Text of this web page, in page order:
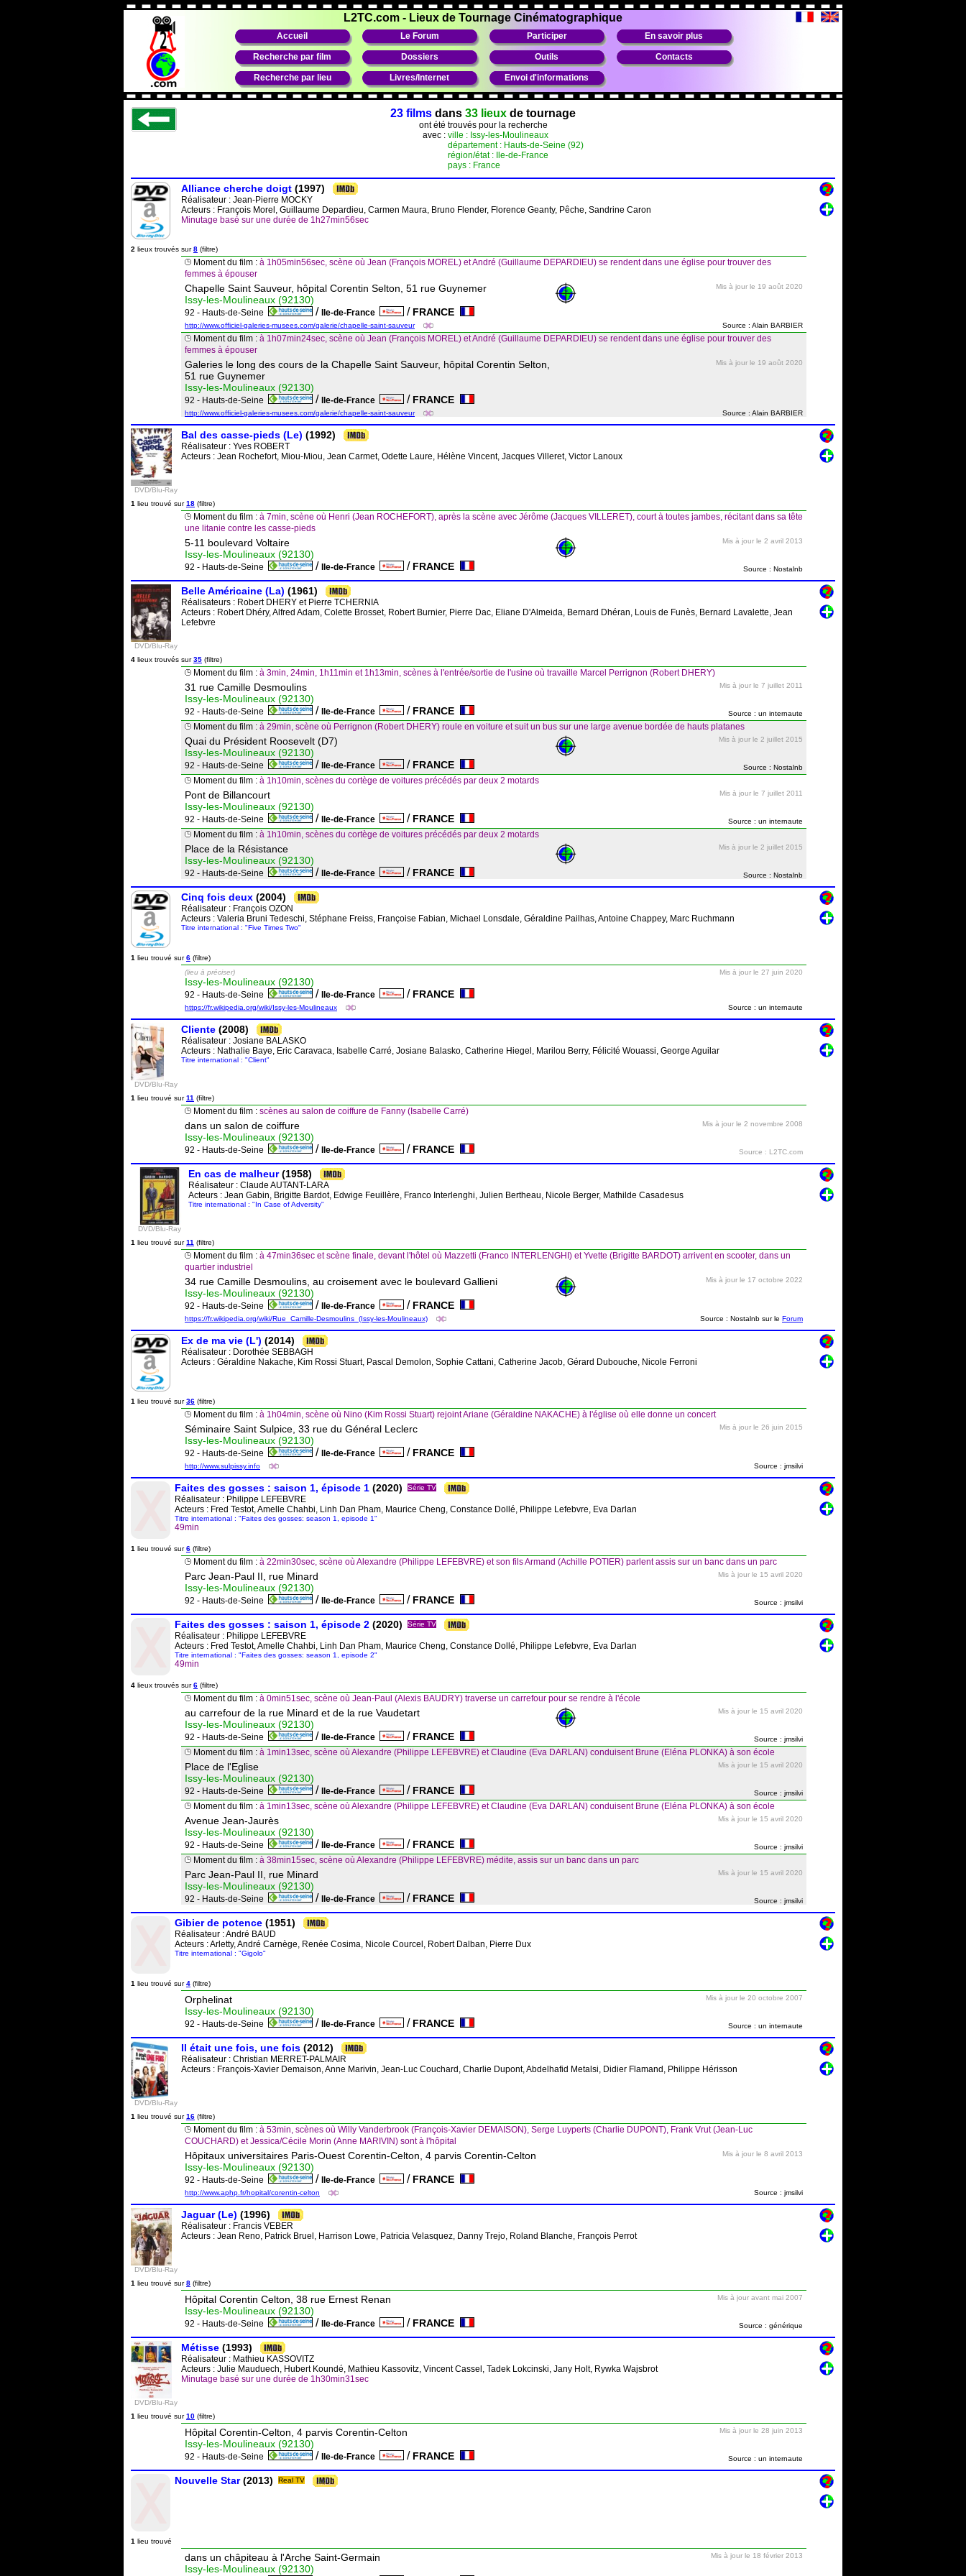
L2TC.com - Lieux de Tournage Cinématographique
Accueil Le Forum Participer En savoir plus
Recherche par film Dossiers Outils Contacts
Recherche par lieu Livres/Internet Envoi d'informations
23 films dans 33 lieux de tournage
ont été trouvés pour la recherche
avec : ville : Issy-les-Moulineaux
département : Hauts-de-Seine (92)
région/état : Ile-de-France
pays : France
Alliance cherche doigt (1997)
Réalisateur : Jean-Pierre MOCKY
Acteurs : François Morel, Guillaume Depardieu, Carmen Maura, Bruno Flender, Florence Geanty, Pêche, Sandrine Caron
Minutage basé sur une durée de 1h27min56sec
2 lieux trouvés sur8 (filtre)
Moment du film : à 1h05min56sec, scène où Jean (François MOREL) et André (Guillaume DEPARDIEU) se rendent dans une église pour trouver des
femmes à épouser
Chapelle Saint Sauveur, hôpital Corentin Selton, 51 rue Guynemer
Issy-les-Moulineaux (92130)
92 - Hauts-de-Seine / Ile-de-France / FRANCE
http://www.officiel-galeries-musees.com/galerie/chapelle-saint-sauveur
Mis à jour le 19 août 2020
Source : Alain BARBIER
Moment du film : à 1h07min24sec, scène où Jean (François MOREL) et André (Guillaume DEPARDIEU) se rendent dans une église pour trouver des
femmes à épouser
Galeries le long des cours de la Chapelle Saint Sauveur, hôpital Corentin Selton,
51 rue Guynemer
Issy-les-Moulineaux (92130)
92 - Hauts-de-Seine / Ile-de-France / FRANCE
http://www.officiel-galeries-musees.com/galerie/chapelle-saint-sauveur
Mis à jour le 19 août 2020
Source : Alain BARBIER
DVD/Blu-Ray
Bal des casse-pieds (Le) (1992)
Réalisateur : Yves ROBERT
Acteurs : Jean Rochefort, Miou-Miou, Jean Carmet, Odette Laure, Hélène Vincent, Jacques Villeret, Victor Lanoux
1 lieu trouvé sur18 (filtre)
Moment du film : à 7min, scène où Henri (Jean ROCHEFORT), après la scène avec Jérôme (Jacques VILLERET), court à toutes jambes, récitant dans sa tête
une litanie contre les casse-pieds
5-11 boulevard Voltaire
Issy-les-Moulineaux (92130)
92 - Hauts-de-Seine / Ile-de-France / FRANCE
Mis à jour le 2 avril 2013
Source : Nostalnb
DVD/Blu-Ray
Belle Américaine (La) (1961)
Réalisateurs : Robert DHERY et Pierre TCHERNIA
Acteurs : Robert Dhéry, Alfred Adam, Colette Brosset, Robert Burnier, Pierre Dac, Eliane D'Almeida, Bernard Dhéran, Louis de Funès, Bernard Lavalette, Jean
Lefebvre
4 lieux trouvés sur35 (filtre)
Moment du film : à 3min, 24min, 1h11min et 1h13min, scènes à l'entrée/sortie de l'usine où travaille Marcel Perrignon (Robert DHERY)
31 rue Camille Desmoulins
Issy-les-Moulineaux (92130)
92 - Hauts-de-Seine / Ile-de-France / FRANCE
Mis à jour le 7 juillet 2011
Source : un internaute
Moment du film : à 29min, scène où Perrignon (Robert DHERY) roule en voiture et suit un bus sur une large avenue bordée de hauts platanes
Quai du Président Roosevelt (D7)
Issy-les-Moulineaux (92130)
92 - Hauts-de-Seine / Ile-de-France / FRANCE
Mis à jour le 2 juillet 2015
Source : Nostalnb
Moment du film : à 1h10min, scènes du cortège de voitures précédés par deux 2 motards
Pont de Billancourt
Issy-les-Moulineaux (92130)
92 - Hauts-de-Seine / Ile-de-France / FRANCE
Mis à jour le 7 juillet 2011
Source : un internaute
Moment du film : à 1h10min, scènes du cortège de voitures précédés par deux 2 motards
Place de la Résistance
Issy-les-Moulineaux (92130)
92 - Hauts-de-Seine / Ile-de-France / FRANCE
Mis à jour le 2 juillet 2015
Source : Nostalnb
Cinq fois deux (2004)
Réalisateur : François OZON
Acteurs : Valeria Bruni Tedeschi, Stéphane Freiss, Françoise Fabian, Michael Lonsdale, Géraldine Pailhas, Antoine Chappey, Marc Ruchmann
Titre international : "Five Times Two"
1 lieu trouvé sur6 (filtre)
(lieu à préciser)
Issy-les-Moulineaux (92130)
92 - Hauts-de-Seine / Ile-de-France / FRANCE
https://fr.wikipedia.org/wiki/Issy-les-Moulineaux
Mis à jour le 27 juin 2020
Source : un internaute
DVD/Blu-Ray
Cliente (2008)
Réalisateur : Josiane BALASKO
Acteurs : Nathalie Baye, Eric Caravaca, Isabelle Carré, Josiane Balasko, Catherine Hiegel, Marilou Berry, Félicité Wouassi, George Aguilar
Titre international : "Client"
1 lieu trouvé sur11 (filtre)
Moment du film : scènes au salon de coiffure de Fanny (Isabelle Carré)
dans un salon de coiffure
Issy-les-Moulineaux (92130)
92 - Hauts-de-Seine / Ile-de-France / FRANCE
Mis à jour le 2 novembre 2008
Source : L2TC.com
DVD/Blu-Ray
En cas de malheur(1958)
Réalisateur : Claude AUTANT-LARA
Acteurs : Jean Gabin, Brigitte Bardot, Edwige Feuillère, Franco Interlenghi, Julien Bertheau, Nicole Berger, Mathilde Casadesus
Titre international : "In Case of Adversity"
1 lieu trouvé sur11 (filtre)
Moment du film : à 47min36sec et scène finale, devant l'hôtel où Mazzetti (Franco INTERLENGHI) et Yvette (Brigitte BARDOT) arrivent en scooter, dans un
quartier industriel
34 rue Camille Desmoulins, au croisement avec le boulevard Gallieni
Issy-les-Moulineaux (92130)
92 - Hauts-de-Seine / Ile-de-France / FRANCE
https://fr.wikipedia.org/wiki/Rue_Camille-Desmoulins_(Issy-les-Moulineaux)
Mis à jour le 17 octobre 2022
Source : Nostalnb sur le Forum
Ex de ma vie (L') (2014)
Réalisateur : Dorothée SEBBAGH
Acteurs : Géraldine Nakache, Kim Rossi Stuart, Pascal Demolon, Sophie Cattani, Catherine Jacob, Gérard Dubouche, Nicole Ferroni
1 lieu trouvé sur36 (filtre)
Moment du film : à 1h04min, scène où Nino (Kim Rossi Stuart) rejoint Ariane (Géraldine NAKACHE) à l'église où elle donne un concert
Séminaire Saint Sulpice, 33 rue du Général Leclerc
Issy-les-Moulineaux (92130)
92 - Hauts-de-Seine / Ile-de-France / FRANCE
http://www.sulpissy.info
Mis à jour le 26 juin 2015
Source : jmsilvi
Faites des gosses : saison 1, épisode 1 (2020) Série TV
Réalisateur : Philippe LEFEBVRE
Acteurs : Fred Testot, Amelle Chahbi, Linh Dan Pham, Maurice Cheng, Constance Dollé, Philippe Lefebvre, Eva Darlan
Titre international : "Faites des gosses: season 1, episode 1"
49min
1 lieu trouvé sur6 (filtre)
Moment du film : à 22min30sec, scène où Alexandre (Philippe LEFEBVRE) et son fils Armand (Achille POTIER) parlent assis sur un banc dans un parc
Parc Jean-Paul II, rue Minard
Issy-les-Moulineaux (92130)
92 - Hauts-de-Seine / Ile-de-France / FRANCE
Mis à jour le 15 avril 2020
Source : jmsilvi
Faites des gosses : saison 1, épisode 2 (2020) Série TV
Réalisateur : Philippe LEFEBVRE
Acteurs : Fred Testot, Amelle Chahbi, Linh Dan Pham, Maurice Cheng, Constance Dollé, Philippe Lefebvre, Eva Darlan
Titre international : "Faites des gosses: season 1, episode 2"
49min
4 lieux trouvés sur6 (filtre)
Moment du film : à 0min51sec, scène où Jean-Paul (Alexis BAUDRY) traverse un carrefour pour se rendre à l'école
au carrefour de la rue Minard et de la rue Vaudetart
Issy-les-Moulineaux (92130)
92 - Hauts-de-Seine / Ile-de-France / FRANCE
Mis à jour le 15 avril 2020
Source : jmsilvi
Moment du film : à 1min13sec, scène où Alexandre (Philippe LEFEBVRE) et Claudine (Eva DARLAN) conduisent Brune (Eléna PLONKA) à son école
Place de l'Eglise
Issy-les-Moulineaux (92130)
92 - Hauts-de-Seine / Ile-de-France / FRANCE
Mis à jour le 15 avril 2020
Source : jmsilvi
Moment du film : à 1min13sec, scène où Alexandre (Philippe LEFEBVRE) et Claudine (Eva DARLAN) conduisent Brune (Eléna PLONKA) à son école
Avenue Jean-Jaurès
Issy-les-Moulineaux (92130)
92 - Hauts-de-Seine / Ile-de-France / FRANCE
Mis à jour le 15 avril 2020
Source : jmsilvi
Moment du film : à 38min15sec, scène où Alexandre (Philippe LEFEBVRE) médite, assis sur un banc dans un parc
Parc Jean-Paul II, rue Minard
Issy-les-Moulineaux (92130)
92 - Hauts-de-Seine / Ile-de-France / FRANCE
Mis à jour le 15 avril 2020
Source : jmsilvi
Gibier de potence (1951)
Réalisateur :André BAUD
Acteurs : Arletty, André Carnège, Renée Cosima, Nicole Courcel, Robert Dalban, Pierre Dux
Titre international : "Gigolo"
1 lieu trouvé sur4 (filtre)
Orphelinat
Issy-les-Moulineaux (92130)
92 - Hauts-de-Seine / Ile-de-France / FRANCE
Mis à jour le 20 octobre 2007
Source : un internaute
DVD/Blu-Ray
Il était une fois, une fois (2012)
Réalisateur : Christian MERRET-PALMAIR
Acteurs : François-Xavier Demaison, Anne Marivin, Jean-Luc Couchard, Charlie Dupont, Abdelhafid Metalsi, Didier Flamand, Philippe Hérisson
1 lieu trouvé sur16 (filtre)
Moment du film : à 53min, scènes où Willy Vanderbrook (François-Xavier DEMAISON), Serge Luyperts (Charlie DUPONT), Frank Vrut (Jean-Luc
COUCHARD) et Jessica/Cécile Morin (Anne MARIVIN) sont à l'hôpital
Hôpitaux universitaires Paris-Ouest Corentin-Celton, 4 parvis Corentin-Celton
Issy-les-Moulineaux (92130)
92 - Hauts-de-Seine / Ile-de-France / FRANCE
http://www.aphp.fr/hopital/corentin-celton
Mis à jour le 8 avril 2013
Source : jmsilvi
DVD/Blu-Ray
Jaguar (Le) (1996)
Réalisateur : Francis VEBER
Acteurs : Jean Reno, Patrick Bruel, Harrison Lowe, Patricia Velasquez, Danny Trejo, Roland Blanche, François Perrot
1 lieu trouvé sur8 (filtre)
Hôpital Corentin Celton, 38 rue Ernest Renan
Issy-les-Moulineaux (92130)
92 - Hauts-de-Seine / Ile-de-France / FRANCE
Mis à jour avant mai 2007
Source : générique
DVD/Blu-Ray
Métisse (1993)
Réalisateur : Mathieu KASSOVITZ
Acteurs : Julie Mauduech, Hubert Koundé, Mathieu Kassovitz, Vincent Cassel, Tadek Lokcinski, Jany Holt, Rywka Wajsbrot
Minutage basé sur une durée de 1h30min31sec
1 lieu trouvé sur10 (filtre)
Hôpital Corentin-Celton, 4 parvis Corentin-Celton
Issy-les-Moulineaux (92130)
92 - Hauts-de-Seine / Ile-de-France / FRANCE
Mis à jour le 28 juin 2013
Source : un internaute
Nouvelle Star(2013) Real TV
1 lieu trouvé
dans un châpiteau à l'Arche Saint-Germain
Issy-les-Moulineaux (92130)
Mis à jour le 18 février 2013